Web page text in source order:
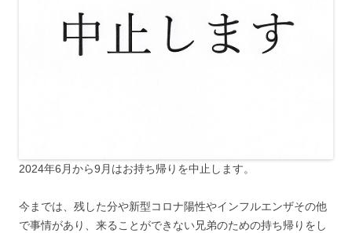
2024年6月から9月はお持ち帰りを中止します。
今までは、残した分や新型コロナ陽性やインフルエンザその他
で事情があり、来ることができない兄弟のための持ち帰りをし